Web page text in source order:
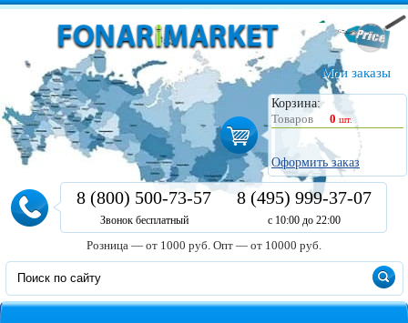
Мои заказы
Корзина:
Товаров
0 шт.
Оформить заказ
8 (800) 500-73-57
Звонок бесплатный
8 (495) 999-37-07
с 10:00 до 22:00
Розница — от 1000 руб. Опт — от 10000 руб.